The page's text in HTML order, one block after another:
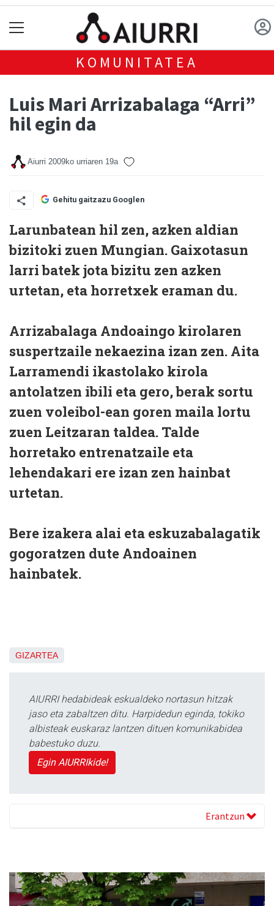
KOMUNITATEA
Luis Mari Arrizabalaga “Arri”
hil egin da
Aiurri 2009ko urriaren 19a
Gehitu gaitzazu Googlen
Larunbatean hil zen, azken aldian
bizitoki zuen Mungian. Gaixotasun
larri batek jota bizitu zen azken
urtetan, eta horretxek eraman du.
Arrizabalaga Andoaingo kirolaren
suspertzaile nekaezina izan zen. Aita
Larramendi ikastolako kirola
antolatzen ibili eta gero, berak sortu
zuen voleibol-ean goren maila lortu
zuen Leitzaran taldea. Talde
horretako entrenatzaile eta
lehendakari ere izan zen hainbat
urtetan.
Bere izakera alai eta eskuzabalagatik
gogoratzen dute Andoainen
hainbatek.
GIZARTEA
AIURRI hedabideak eskualdeko nortasun hitzak
jaso eta zabaltzen ditu. Harpidedun eginda, tokiko
albisteak euskaraz lantzen dituen komunikabidea
babestuko duzu.
Egin AIURRIkide!
Erantzun